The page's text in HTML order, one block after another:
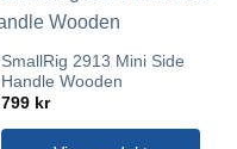
SmallRig 2913 Mini Side
Handle Wooden
799 kr